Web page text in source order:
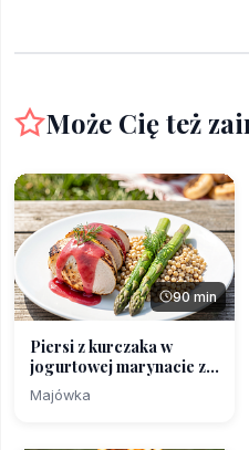
Może Cię też
90 min
Piersi z kurczaka w
jogurtowej marynacie z...
Majówka